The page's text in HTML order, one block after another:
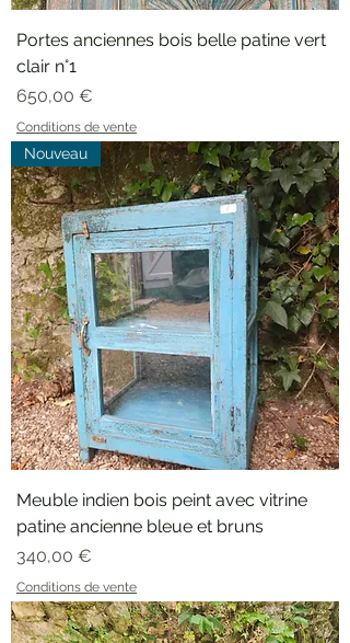
Portes anciennes bois belle patine vert
clair n°1
Prix
650,00 €
Conditions de vente
Nouveau
Meuble indien bois peint avec vitrine
patine ancienne bleue et bruns
Prix
340,00 €
Conditions de vente